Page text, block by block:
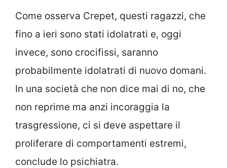
Come osserva Crepet, questi ragazzi, che
fino a ieri sono stati idolatrati e, oggi
invece, sono crocifissi, saranno
probabilmente idolatrati di nuovo domani.
In una società che non dice mai di no, che
non reprime ma anzi incoraggia la
trasgressione, ci si deve aspettare il
proliferare di comportamenti estremi,
conclude lo psichiatra.